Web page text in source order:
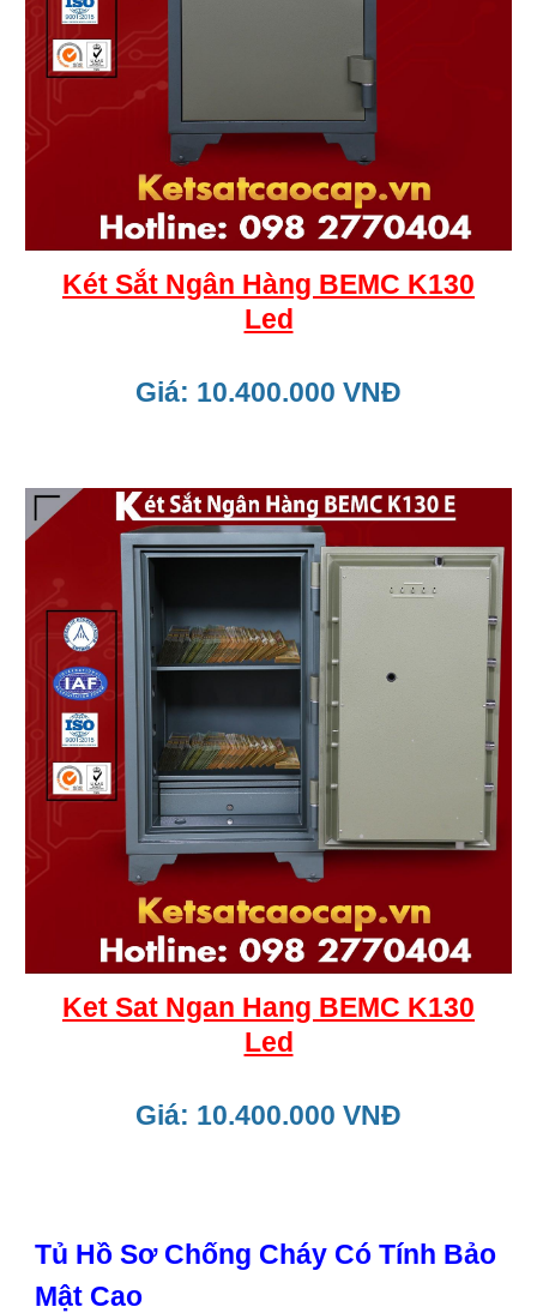
Két Sắt Ngân Hàng BEMC K130
Led
Giá: 10.400.000 VNĐ
Ket Sat Ngan Hang BEMC K130
Led
Giá: 10.400.000 VNĐ
Tủ Hồ Sơ Chống Cháy Có Tính Bảo
Mật Cao